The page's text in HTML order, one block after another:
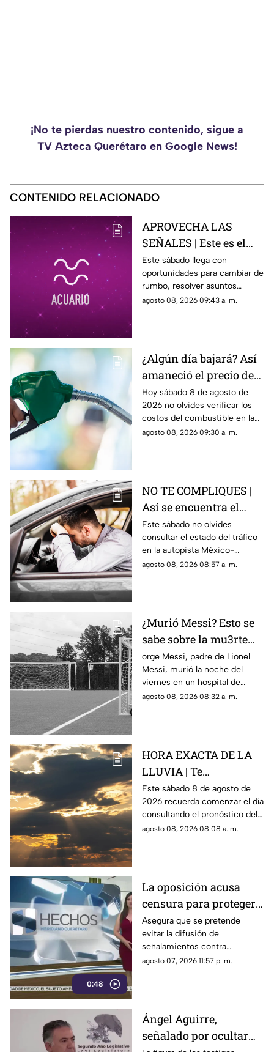
¡No te pierdas nuestro contenido, sigue a
TV Azteca Querétaro en Google News!
CONTENIDO RELACIONADO
APROVECHA LAS
SEÑALES | Este es el
horóscopo de hoy
sábado 8 de agosto
Este sábado llega con
oportunidades para cambiar de
rumbo, resolver asuntos
pendientes y prestar atención
agosto 08, 2026 09:43 a. m.
¿Algún día bajará? Así
amaneció el precio de
la gasolina HOY en
Querétaro
Hoy sábado 8 de agosto de
2026 no olvides verificar los
costos del combustible en la
entidad queretana
agosto 08, 2026 09:30 a. m.
NO TE COMPLIQUES |
Así se encuentra el
tráfico HOY en la
autopista México
Querétaro
Este sábado no olvides
consultar el estado del tráfico
en la autopista México-
Querétaro.
agosto 08, 2026 08:57 a. m.
¿Murió Messi? Esto se
sabe sobre la mu3rte
del argentino
orge Messi, padre de Lionel
Messi, murió la noche del
viernes en un hospital de
Rosario, Argentina.
agosto 08, 2026 08:32 a. m.
HORA EXACTA DE LA
LLUVIA | Te
compartimos el
pronóstico del clima
HOY en Querétaro
Este sábado 8 de agosto de
2026 recuerda comenzar el día
consultando el pronóstico del
clima en Querétaro.
agosto 08, 2026 08:08 a. m.
0:48
La oposición acusa
censura para proteger a
presuntos
narcopolíticos
vinculados a la 4T
Asegura que se pretende
evitar la difusión de
señalamientos contra
presuntos narcopolíticos
agosto 07, 2026 11:57 p. m.
Ángel Aguirre,
señalado por ocultar